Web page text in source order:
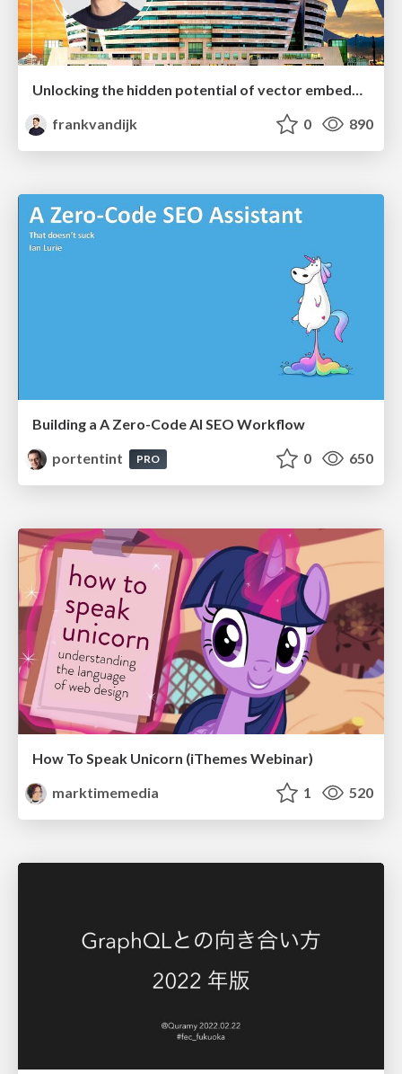
frankvandijk
0 890
Building a A Zero-Code AI SEO Workflow
portentint
PRO 0 650
How To Speak Unicorn (iThemes Webinar)
marktimemedia
1 520